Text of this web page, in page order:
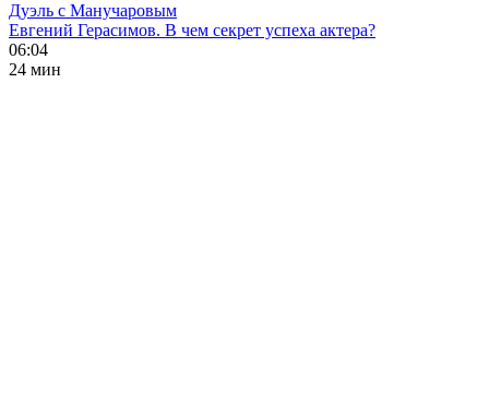
Дуэль с Манучаровым
Евгений Герасимов. В чем секрет успеха актера?
06:04
24 мин